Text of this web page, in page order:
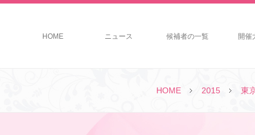
HOME ニュース 候補者の一覧 開催
HOME 2015 東